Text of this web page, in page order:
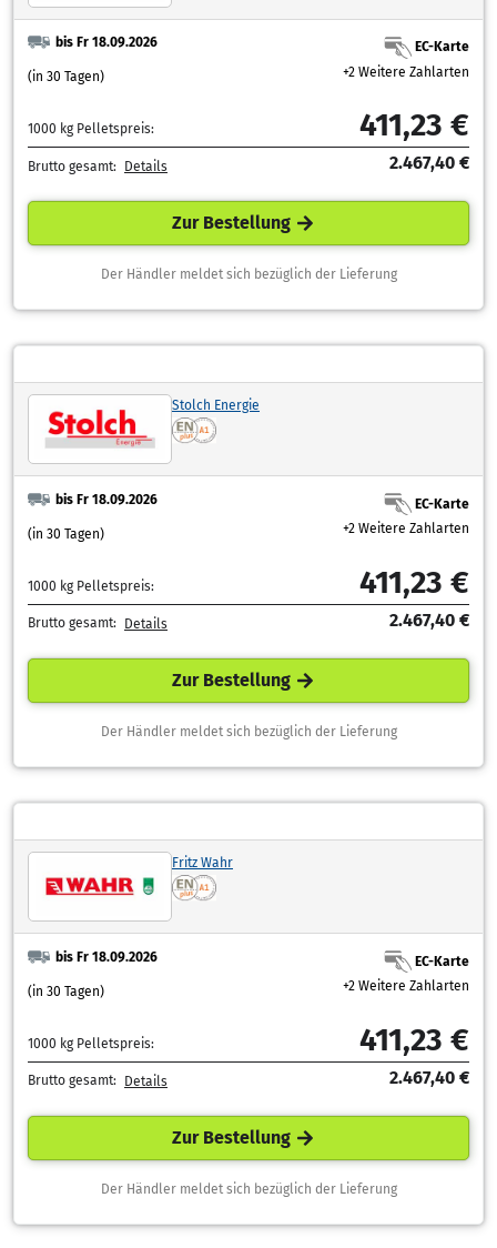
bis Fr 18.09.2026
(in 30 Tagen)
EC-Karte
+2 Weitere Zahlarten
1000 kg Pelletspreis: 411,23 €
Brutto gesamt: Details 2.467,40 €
Zur Bestellung
Der Händler meldet sich bezüglich der Lieferung
Stolch Energie
bis Fr 18.09.2026
(in 30 Tagen)
EC-Karte
+2 Weitere Zahlarten
1000 kg Pelletspreis: 411,23 €
Brutto gesamt: Details 2.467,40 €
Zur Bestellung
Der Händler meldet sich bezüglich der Lieferung
Fritz Wahr
bis Fr 18.09.2026
(in 30 Tagen)
EC-Karte
+2 Weitere Zahlarten
1000 kg Pelletspreis: 411,23 €
Brutto gesamt: Details 2.467,40 €
Zur Bestellung
Der Händler meldet sich bezüglich der Lieferung